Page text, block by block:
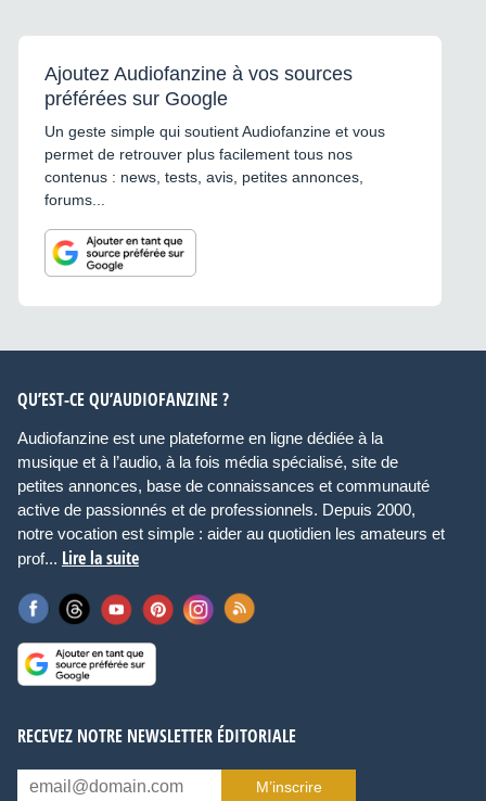
Ajoutez Audiofanzine à vos sources
préférées sur Google
Un geste simple qui soutient Audiofanzine et vous
permet de retrouver plus facilement tous nos
contenus : news, tests, avis, petites annonces,
forums...
QU’EST-CE QU’AUDIOFANZINE ?
Audiofanzine est une plateforme en ligne dédiée à la
musique et à l’audio, à la fois média spécialisé, site de
petites annonces, base de connaissances et communauté
active de passionnés et de professionnels. Depuis 2000,
notre vocation est simple : aider au quotidien les amateurs et
prof... Lire la suite
RECEVEZ NOTRE NEWSLETTER ÉDITORIALE
M’inscrire